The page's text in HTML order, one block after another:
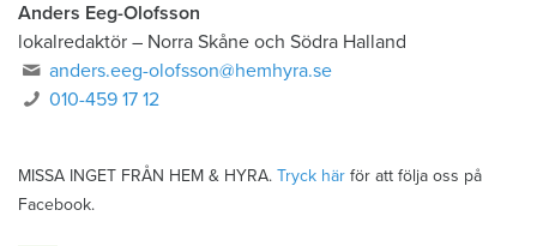
Anders Eeg-Olofsson
lokalredaktör – Norra Skåne och Södra Halland
anders.eeg-olofsson@hemhyra.se
010-459 17 12
MISSA INGET FRÅN HEM & HYRA. Tryck här för att följa oss på
Facebook.